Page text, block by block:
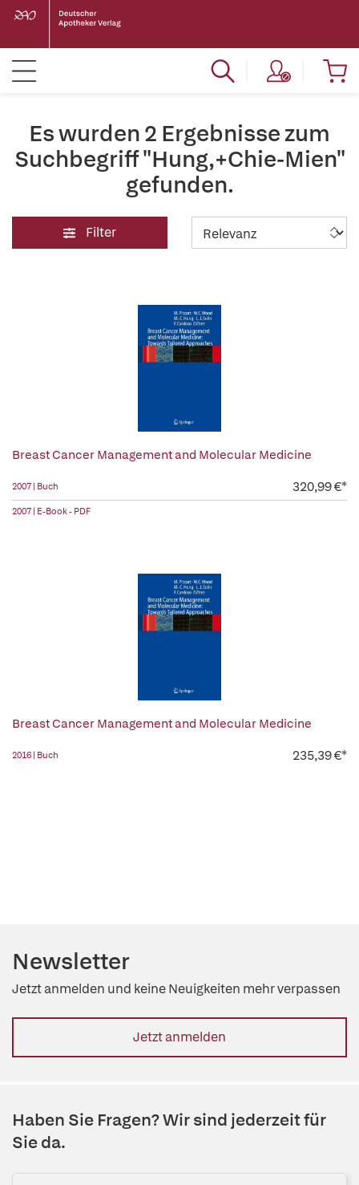
Es wurden 2 Ergebnisse zum
Suchbegriff "Hung,+Chie-Mien"
gefunden.
Filter
Breast Cancer Management and Molecular Medicine
2007 | Buch 320,99 €*
2007 | E-Book - PDF
Breast Cancer Management and Molecular Medicine
2016 | Buch 235,39 €*
Newsletter
Jetzt anmelden und keine Neuigkeiten mehr verpassen
Jetzt anmelden
Haben Sie Fragen? Wir sind jederzeit für
Sie da.